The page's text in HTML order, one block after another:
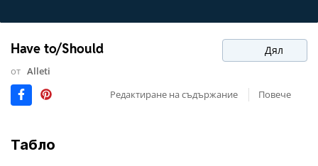
Have to/Should Дял
от Alleti
Редактиране на съдържание
Повече
Табло